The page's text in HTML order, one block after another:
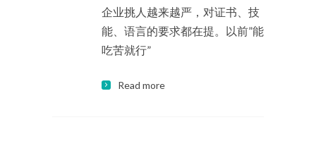
企业挑人越来越严，对证书、技
能、语言的要求都在提。以前”能
吃苦就行”
Read more